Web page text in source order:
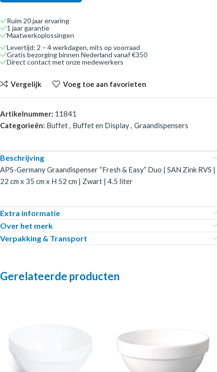
Ruim 20 jaar ervaring
1 jaar garantie
Maatwerkoplossingen
Levertijd: 2 – 4 werkdagen, mits op voorraad
Gratis bezorging binnen Nederland vanaf €350
Direct contact met onze medewerkers
Vergelijk Voeg toe aan favorieten
Artikelnummer: 11841
Categorieën: Buffet, Buffet en Display, Graandispensers
Beschrijving
APS-Germany Graandispenser “Fresh & Easy” Duo | SAN Zink RVS |
22 cm x 35 cm x H 52 cm | Zwart | 4.5 liter
Extra informatie
Over het merk
Verpakking & Transport
Gerelateerde producten